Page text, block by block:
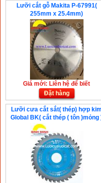
Lưỡi cắt gỗ Makita P-67991(
255mm x 25.4mm)
Giá mới: Liên hệ để biết
Đặt hàng
Lưỡi cưa cắt sắt( thép) hợp kim
Global BK( cắt thép ( tôn )mỏng